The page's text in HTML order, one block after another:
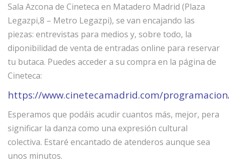
Sala Azcona de Cineteca en Matadero Madrid (Plaza
Legazpi,8 – Metro Legazpi), se van encajando las
piezas: entrevistas para medios y, sobre todo, la
diponibilidad de venta de entradas online para reservar
tu butaca. Puedes acceder a su compra en la página de
Cineteca:
https://www.cinetecamadrid.com/
Esperamos que podáis acudir cuantos más, mejor, pera
significar la danza como una expresión cultural
colectiva. Estaré encantado de atenderos aunque sea
unos minutos.